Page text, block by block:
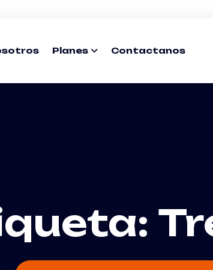
Planes Contactanos